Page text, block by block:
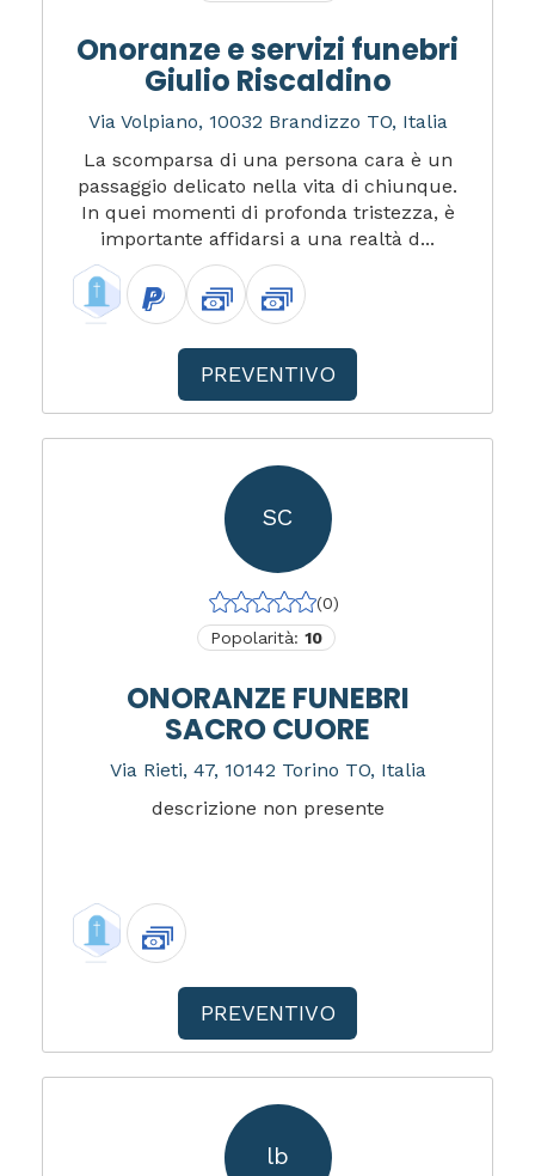
Onoranze e servizi funebri
Giulio Riscaldino
Via Volpiano, 10032 Brandizzo TO, Italia
La scomparsa di una persona cara è un
passaggio delicato nella vita di chiunque.
In quei momenti di profonda tristezza, è
importante affidarsi a una realtà d...
PREVENTIVO
SC
(0)
Popolarità: 10
ONORANZE FUNEBRI
SACRO CUORE
Via Rieti, 47, 10142 Torino TO, Italia
descrizione non presente
PREVENTIVO
lb